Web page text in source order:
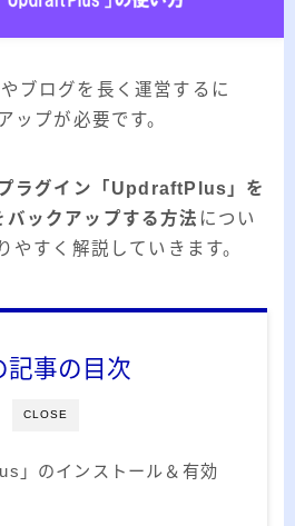
の「川島町の白鳥」初撮り
ブログを長く運営するに
ップが必要です。
ラグイン「UpdraftPlus」を
ックアップする方法 につい
やすく解説していきます。
CLOSE
記事の目次
」のインストール＆有効